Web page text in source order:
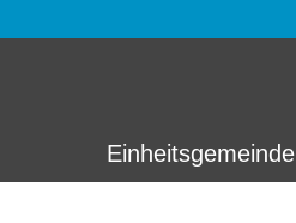
Einheitsgemeinde